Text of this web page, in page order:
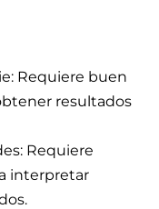
Requiere buen
resultados
Requiere
interpretar